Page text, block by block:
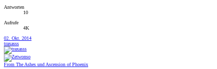
Antworten
10
Aufrufe
4K
02. Okt. 2014
traxasss
From The Ashes und Ascension of Phoenix